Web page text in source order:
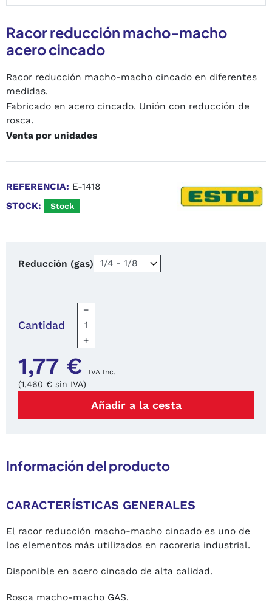
Racor reducción macho-macho
acero cincado
Racor reducción macho-macho cincado en diferentes
medidas.
Fabricado en acero cincado. Unión con reducción de
rosca.
Venta por unidades
REFERENCIA: E-1418
STOCK:
Stock
Reducción (gas)
Cantidad
−
+
1,77 € IVA Inc.
(1,460 € sin IVA)
Añadir a la cesta
Información del producto
CARACTERÍSTICAS GENERALES
El racor reducción macho-macho cincado es uno de
los elementos más utilizados en racoreria industrial.
Disponible en acero cincado de alta calidad.
Rosca macho-macho GAS.